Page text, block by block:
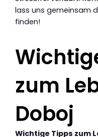
lass uns gemeinsam
finden!
zum
Doboj
Wichtige Tipps zum